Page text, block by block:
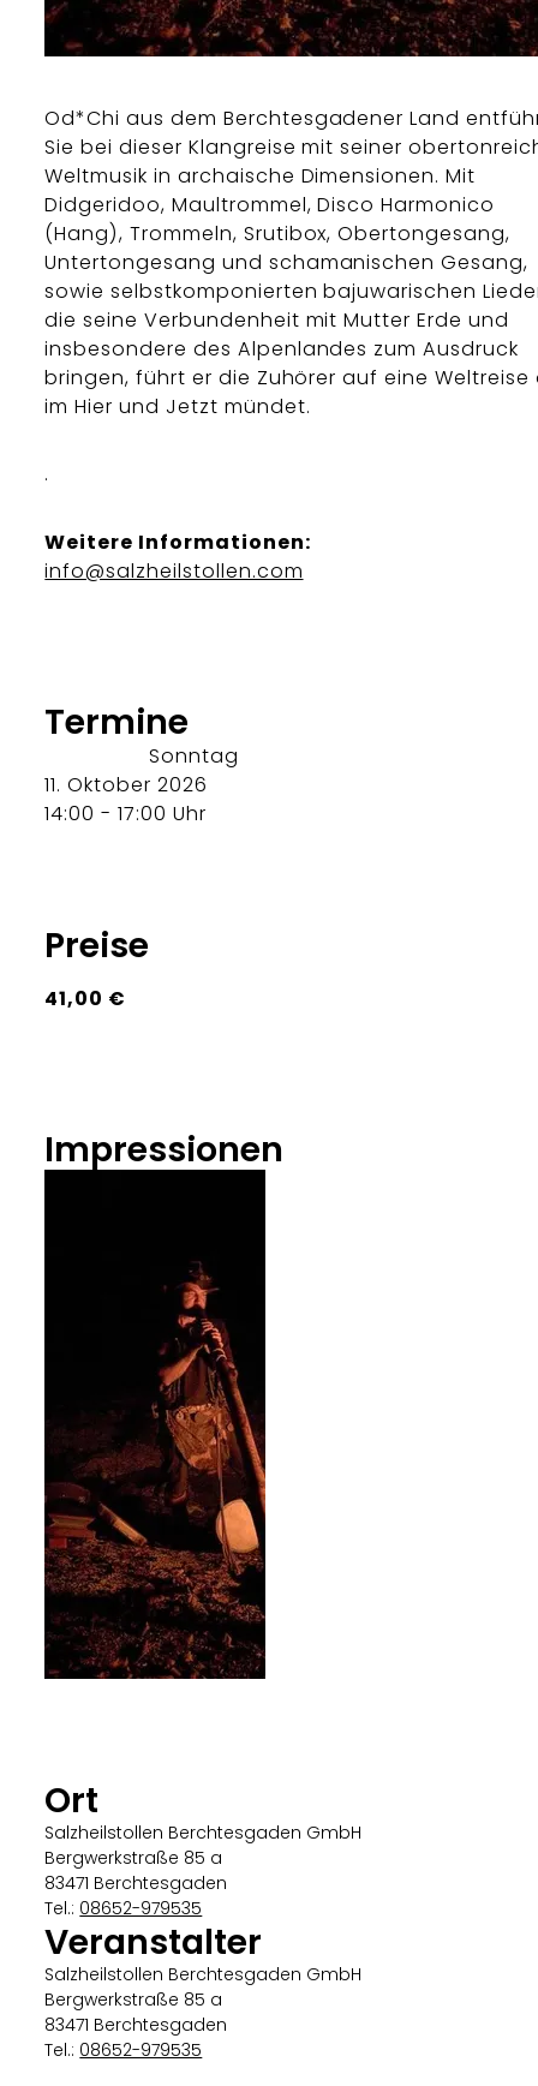
Od*Chi aus dem Berchtesgadener Land
Sie bei dieser Klangreise mit seiner
Weltmusik in archaische Dimensionen. Mit
Didgeridoo, Maultrommel, Disco Harmonico
(Hang), Trommeln, Srutibox, Obertongesang,
Untertongesang und schamanischen Gesang,
sowie selbstkomponierten bajuwarischen
die seine Verbundenheit mit Mutter Erde und
insbesondere des Alpenlandes zum Ausdruck
bringen, führt er die Zuhörer auf eine Weltreise
im Hier und Jetzt mündet.
.
Weitere Informationen:
info@salzheilstollen.com
Termine
Sonntag
11. Oktober 2026
14:00 - 17:00 Uhr
Preise
41,00 €
Impressionen
Ort
Salzheilstollen Berchtesgaden GmbH
Bergwerkstraße 85 a
83471 Berchtesgaden
Tel.: 08652-979535
Veranstalter
Salzheilstollen Berchtesgaden GmbH
Bergwerkstraße 85 a
83471 Berchtesgaden
Tel.: 08652-979535